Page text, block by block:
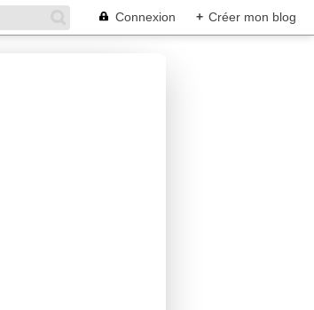
Connexion + Créer mon blog